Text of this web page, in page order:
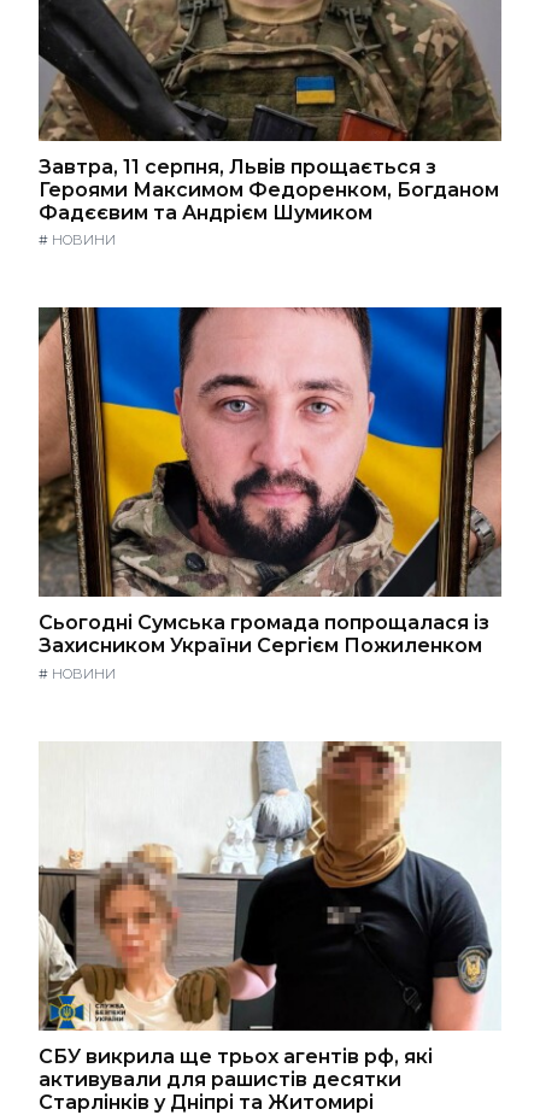
Завтра, 11 серпня, Львів прощається з
Героями Максимом Федоренком, Богданом
Фадєєвим та Андрієм Шумиком
# НОВИНИ
Сьогодні Сумська громада попрощалася із
Захисником України Сергієм Пожиленком
# НОВИНИ
СБУ викрила ще трьох агентів рф, які
активували для рашистів десятки
Старлінків у Дніпрі та Житомирі